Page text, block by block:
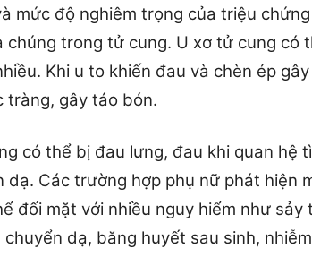
mức độ nghiêm trọng của triệu
chúng trong tử cung. U xơ tử cung có
Khi u to khiến đau và chèn ép
tràng, gây táo bón.
có thể bị đau lưng, đau khi quan hệ
dạ. Các trường hợp phụ nữ phát hiện
đối mặt với nhiều nguy hiểm như sảy
dạ, băng huyết sau sinh,